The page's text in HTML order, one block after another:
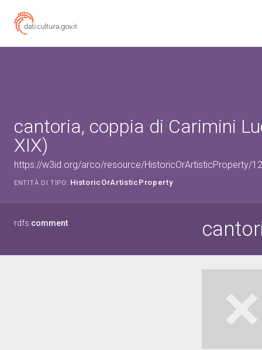
cantoria, coppia di Carimini
XIX)
https://w3id.org/arco/resource/HistoricOrArtisticProperty/
ENTITÀ DI TIPO: HistoricOrArtisticProperty
rdfs:comment